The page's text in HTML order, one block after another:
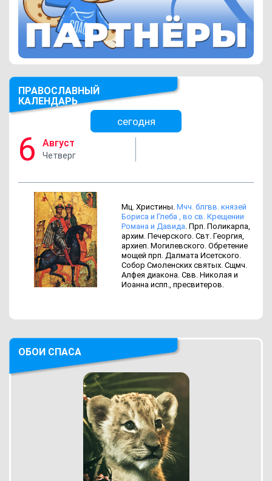
ПРАВОСЛАВНЫЙ
КАЛЕНДАРЬ
сегодня
6 Август
Четверг
Мц. Христины.Мчч. блгвв. князей
Бориса и Глеба , во св. Крещении
Романа и Давида. Прп. Поликарпа,
архим. Печерского. Свт. Георгия,
архиеп. Могилевского. Обретение
мощей прп. Далмата Исетского.
Собор Смоленских святых. Сщмч.
Алфея диакона. Свв. Николая и
Иоанна испп., пресвитеров.
ОБОИ СПАСА